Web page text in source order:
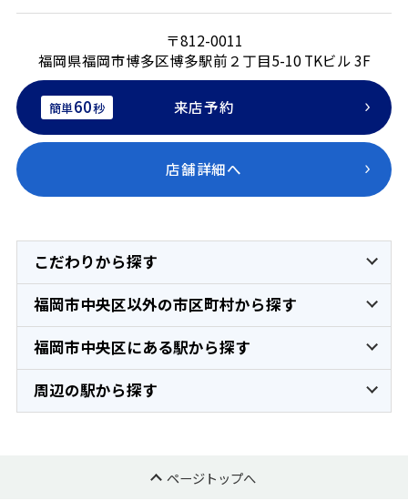
〒812-0011
福岡県福岡市博多区博多駅前２丁目5-10 TKビル 3F
簡単60秒 来店予約
店舗詳細へ
こだわりから探す
福岡市中央区以外の市区町村から探す
福岡市中央区にある駅から探す
周辺の駅から探す
ページトップへ